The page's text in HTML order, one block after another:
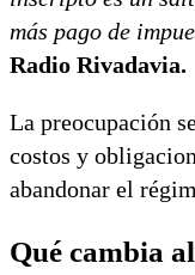
más pago de
Radio Rivadavia.
La preocupación
costos y
abandonar el
Qué cambia